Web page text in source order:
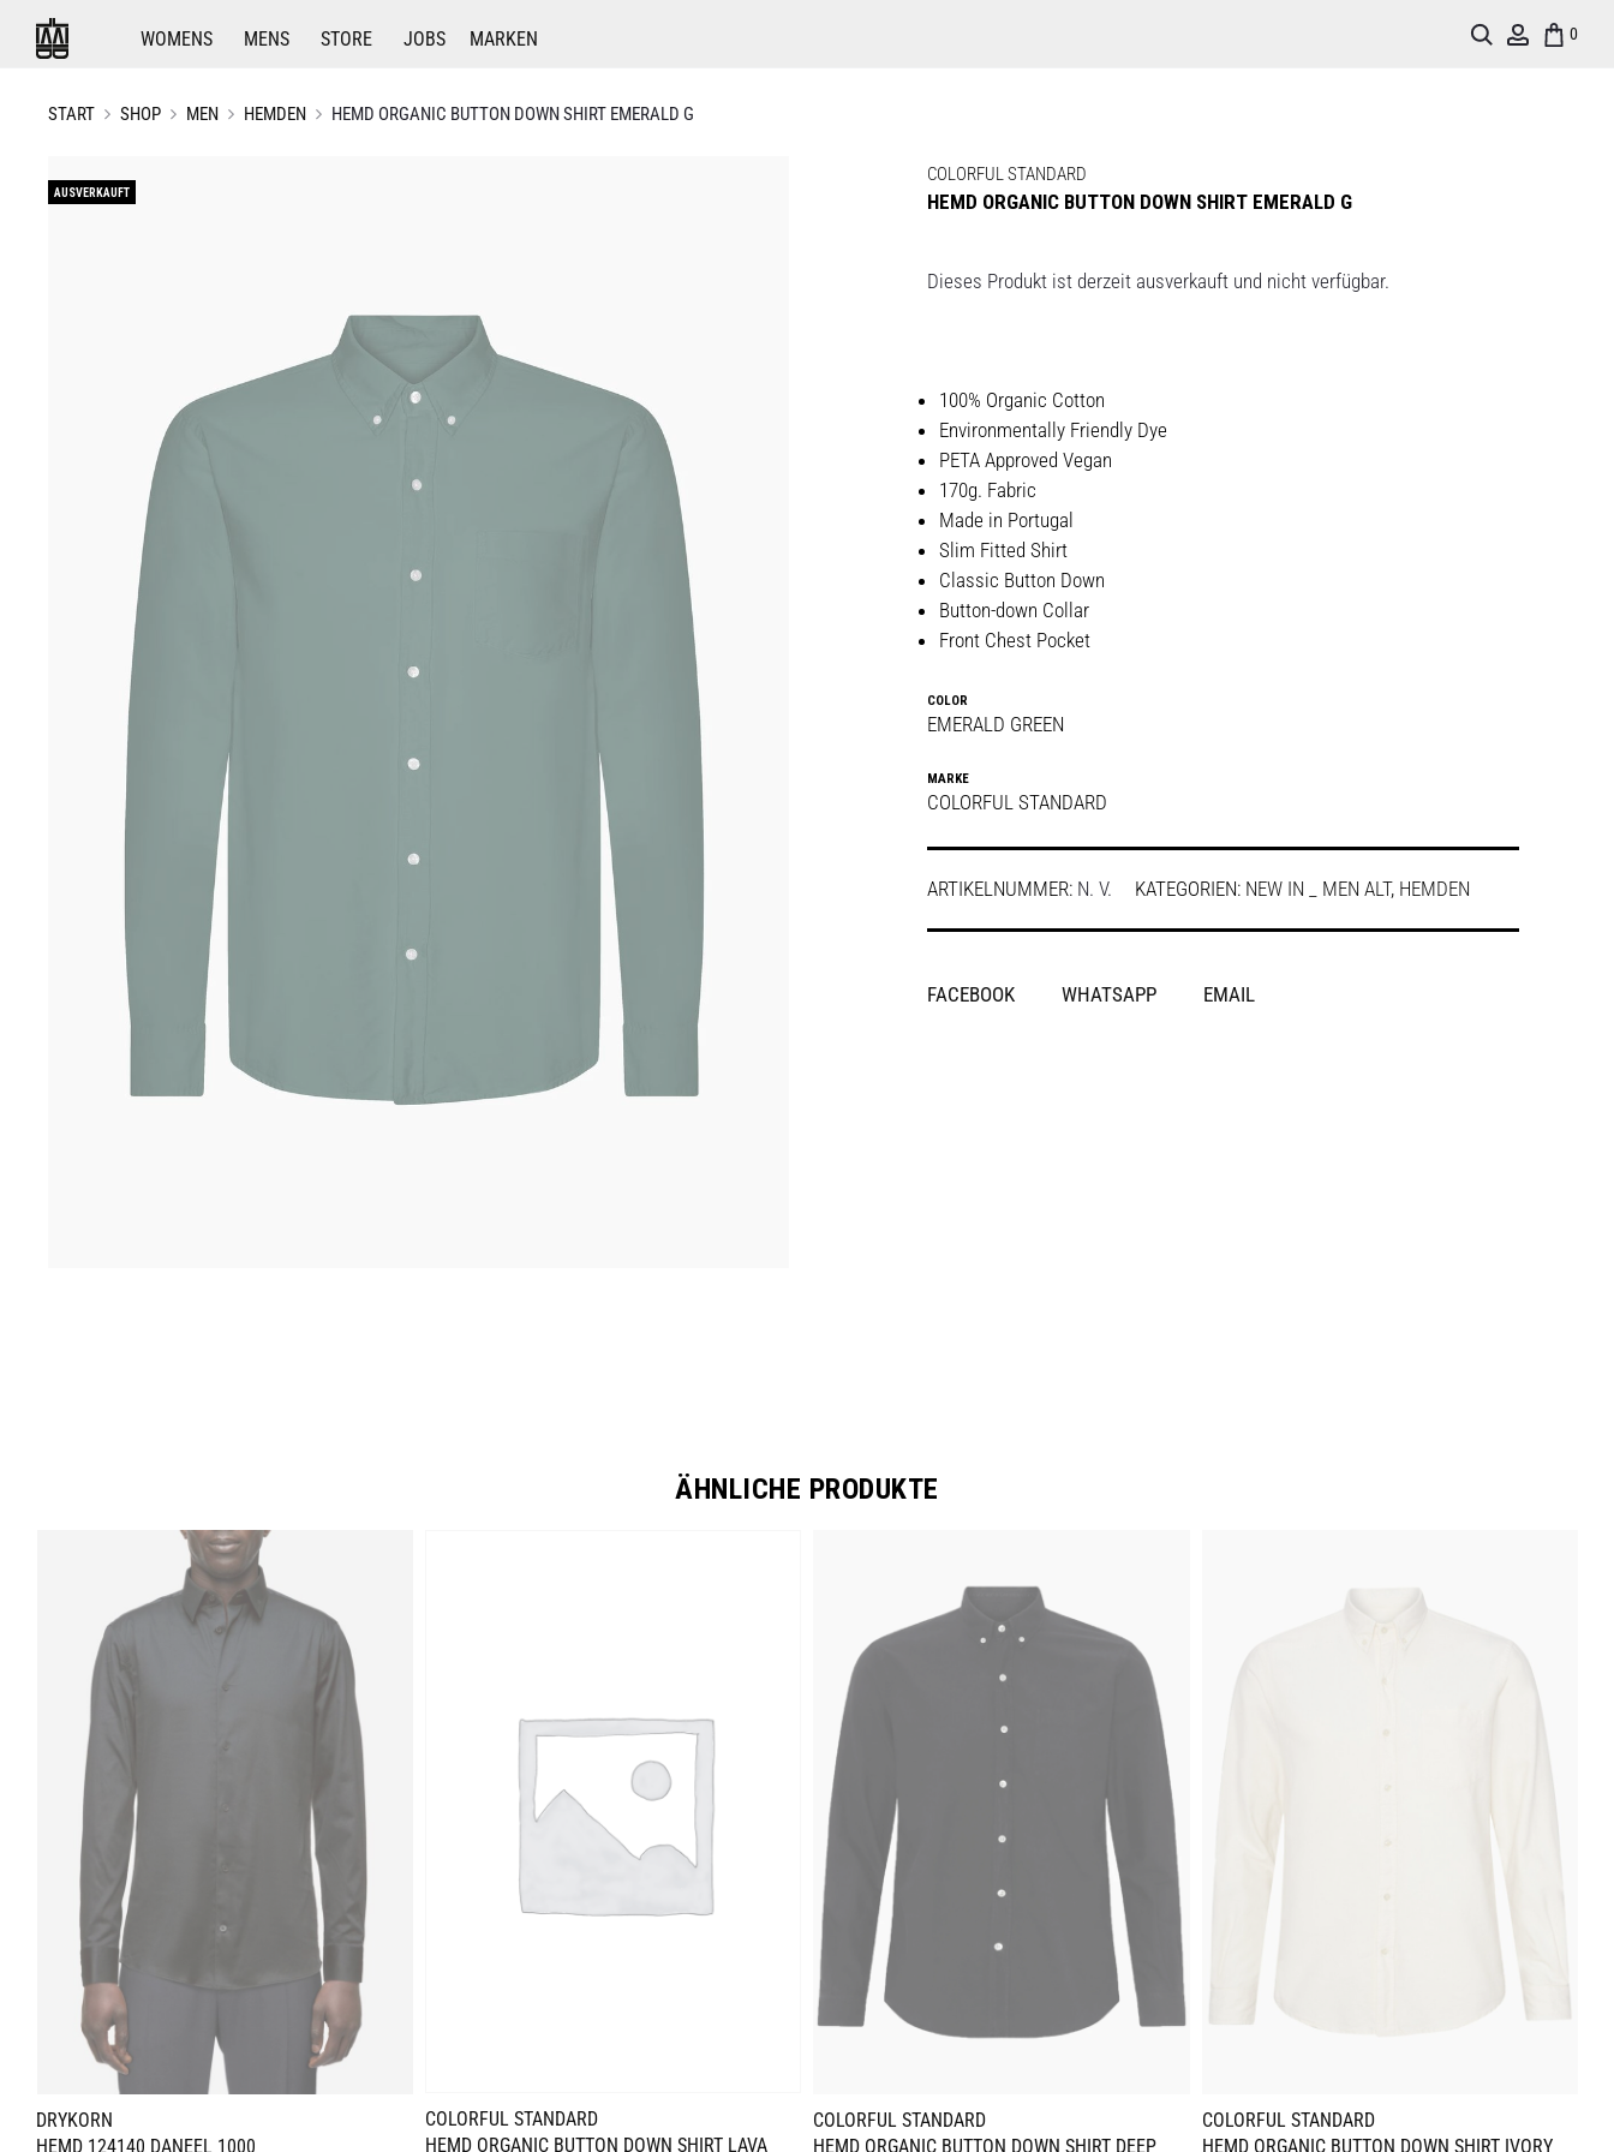
WOMENS MENS STORE JOBS MARKEN 0
Account
Search
START SHOP MEN HEMDEN HEMD ORGANIC BUTTON DOWN SHIRT EMERALD G
AUSVERKAUFT
COLORFUL STANDARD
HEMD ORGANIC BUTTON DOWN SHIRT EMERALD G
Dieses Produkt ist derzeit ausverkauft und nicht verfügbar.
100% Organic Cotton
Environmentally Friendly Dye
PETA Approved Vegan
170g. Fabric
Made in Portugal
Slim Fitted Shirt
Classic Button Down
Button-down Collar
Front Chest Pocket
COLOR
EMERALD GREEN
MARKE
COLORFUL STANDARD
ARTIKELNUMMER: N. V. KATEGORIEN: NEW IN _ MEN ALT, HEMDEN
SHARE
FACEBOOK WHATSAPP EMAIL
ÄHNLICHE PRODUKTE
DRYKORN
HEMD 124140 DANEEL 1000
COLORFUL STANDARD
HEMD ORGANIC BUTTON DOWN SHIRT LAVA
COLORFUL STANDARD
HEMD ORGANIC BUTTON DOWN SHIRT DEEP
COLORFUL STANDARD
HEMD ORGANIC BUTTON DOWN SHIRT IVORY